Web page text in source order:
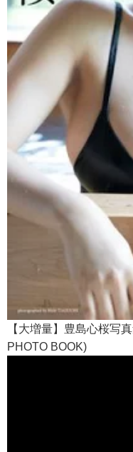
【大増量】豊島心桜写
PHOTO BOOK)